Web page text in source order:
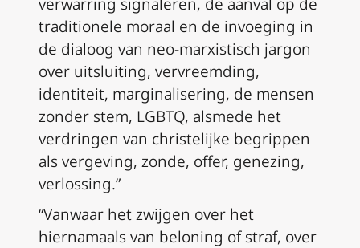
traditionele moraal en de invoeging in
de dialoog van neo-marxistisch jargon
over uitsluiting, vervreemding,
identiteit, marginalisering, de mensen
zonder stem, LGBTQ, alsmede het
verdringen van christelijke begrippen
als vergeving, zonde, offer, genezing,
verlossing.”
“Vanwaar het zwijgen over het
hiernamaals van beloning of straf, over